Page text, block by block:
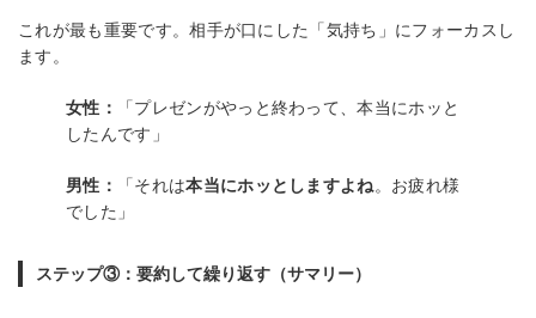
これが最も重要です。相手が口にした「気持ち」にフォーカスし
ます。
女性：
「プレゼンがやっと終わって、本当にホッと
したんです」
男性： 「それは本当にホッとしますよね。お疲れ様
でした」
ステップ③：要約して繰り返す（サマリー）